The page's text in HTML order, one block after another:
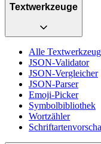
Textwerkzeuge
Alle
JSON-Validator
JSON-Vergleicher
JSON-Parser
Emoji-Picker
Symbolbibliothek
Wortzähler